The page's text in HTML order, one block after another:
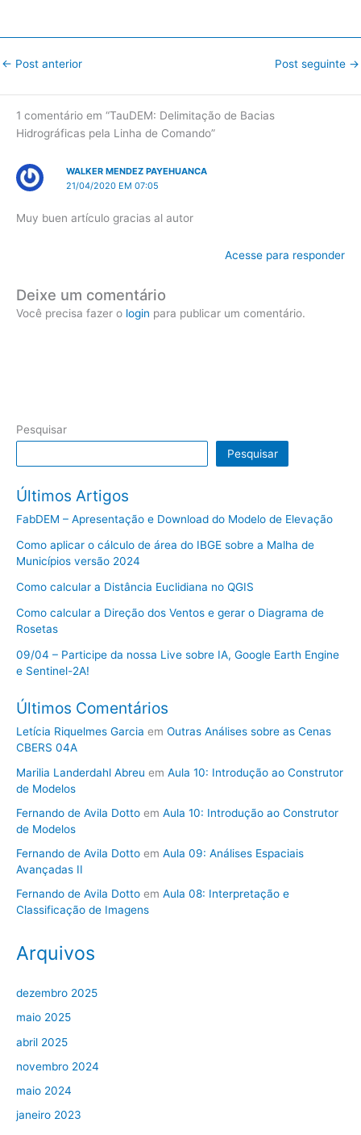
← Post anterior Post seguinte →
1 comentário em “TauDEM: Delimitação de Bacias
Hidrográficas pela Linha de Comando”
WALKER MENDEZ PAYEHUANCA
21/04/2020 EM 07:05
Muy buen artículo gracias al autor
Acesse para responder
Deixe um comentário
Você precisa fazer o login para publicar um comentário.
Pesquisar
Pesquisar
Últimos Artigos
FabDEM – Apresentação e Download do Modelo de Elevação
Como aplicar o cálculo de área do IBGE sobre a Malha de
Municípios versão 2024
Como calcular a Distância Euclidiana no QGIS
Como calcular a Direção dos Ventos e gerar o Diagrama de
Rosetas
09/04 – Participe da nossa Live sobre IA, Google Earth Engine
e Sentinel-2A!
Últimos Comentários
Letícia Riquelmes Garcia em Outras Análises sobre as Cenas
CBERS 04A
Marilia Landerdahl Abreu em Aula 10: Introdução ao Construtor
de Modelos
Fernando de Avila Dotto em Aula 10: Introdução ao Construtor
de Modelos
Fernando de Avila Dotto em Aula 09: Análises Espaciais
Avançadas II
Fernando de Avila Dotto em Aula 08: Interpretação e
Classificação de Imagens
Arquivos
dezembro 2025
maio 2025
abril 2025
novembro 2024
maio 2024
janeiro 2023